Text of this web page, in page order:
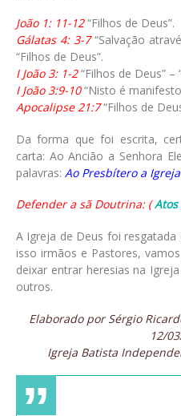
João 1: 11-12“Filhos de Deus”.
Gálatas 4: 3-7“Salvação
“Filhos de Deus”.
I João 3: 1-2“Filhos de Deus” –
I João 3:9-10“Nisto é
Apocalipse 21:7“Filhos de
Da forma que foi escrita,
carta: Ao Ancião a Senhora
palavras: Ao Presbítero a
Defender a sã Doutrina: (Atos
A Igreja de Deus foi
isso irmãos e Pastores,
deixar entrar heresias na
outros.
Elaborado por Sérgio
12/
Igreja Batista